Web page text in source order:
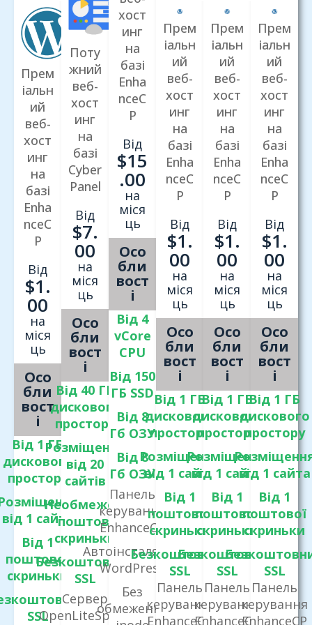
Прем
іальн
ий
веб-
хост
инг
на
базі
Enha
nceC
P
Від
$1.
00
на
міся
ць
Осо
бли
вост
і
Від 1 ГБ
дискового
простору
від 1 сайта
Від 1
поштової
скриньки
SSL
Поту
жний
веб-
хост
инг
на
базі
Cyber
Panel
Від
$7.
00
на
міся
ць
Осо
бли
вост
і
Від 40 ГБ
дискового
простору
Розміщення
від 20
сайтів
Необмежені
поштові
скриньки
Безкоштовний
SSL
Сервер
OpenLiteSpeed
хост
инг
на
базі
Enha
nceC
P
Від
$15
.00
на
міся
ць
Осо
бли
вост
і
Від 4
vCore
CPU
Від 150
ГБ SSD
Від 8
Гб ОЗУ
Від 8
Гб ОЗУ
Панель
керування
EnhanceCP
Автоінсталятор
WordPress
Без
обмеження
Прем
іальн
ий
веб-
хост
инг
на
базі
Enha
nceC
P
Від
$1.
00
на
міся
ць
Осо
бли
вост
і
Від 1 ГБ
дискового
простору
Розміщення
від 1 сайта
Від 1
поштової
скриньки
Безкоштовний
SSL
Панель
керування
EnhanceCP
Прем
іальн
ий
веб-
хост
инг
на
базі
Enha
nceC
P
Від
$1.
00
на
міся
ць
Осо
бли
вост
і
Від 1 ГБ
дискового
простору
Розміщення
від 1 сайта
Від 1
поштової
скриньки
Безкоштовний
SSL
Панель
керування
EnhanceCP
Прем
іальн
ий
веб-
хост
инг
на
базі
Enha
nceC
P
Від
$1.
00
на
міся
ць
Осо
бли
вост
і
Від 1 ГБ
дискового
простору
від 1 сайта
Від 1
поштової
скриньки
SSL
Панель
керування
EnhanceCP